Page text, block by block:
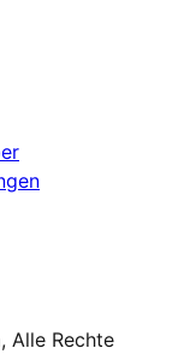
Alle Rechte